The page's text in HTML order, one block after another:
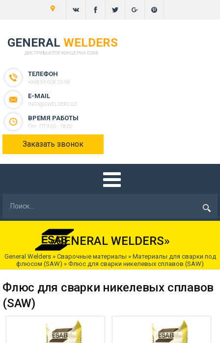
GENERAL WELDERS
ДИСТРИБЬЮТОР КОНЦЕРНА ESAB
ТЕЛЕФОН
+998 93 608 23-98
E-MAIL
INFO@GWELDERS.UZ
ВРЕМЯ РАБОТЫ
ПН - ПТ 9:00 - 18:00
Заказать звонок
«GENERAL WELDERS»
General Welders» Сварочные материалы » Материалы для сварки под
флюсом (SAW) » Флюс для сварки никелевых сплавов (SAW)
Флюс для сварки никелевых сплавов
(SAW)